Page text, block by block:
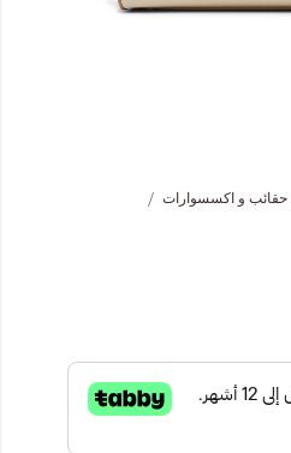
Leather
حقائب و اكسسوارات